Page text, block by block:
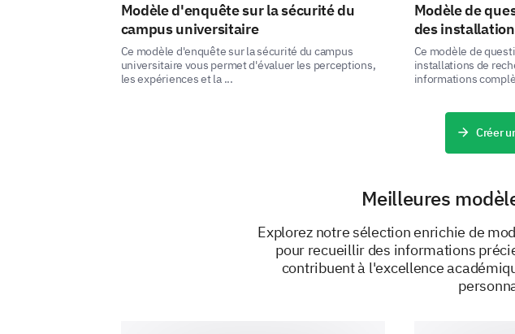
Enfin,
dans un
Non
Peut-
Modèle d'enquête sur la sécurité du
campus universitaire
Ce modèle d'enquête sur la sécurité du campus
universitaire vous permet d'évaluer les perceptions,
les expériences et la ...
Modèle de
des
Ce modèle de
installations de
informations
Créer
Meilleures
Explorez notre sélection enrichie de
pour recueillir des informations
contribuent à l'excellence